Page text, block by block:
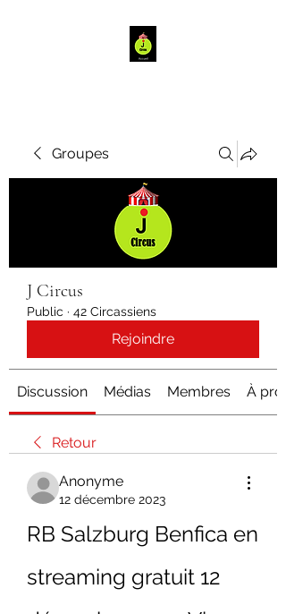
Groupes
J Circus
Public · 42 Circassiens
Rejoindre
Discussion Médias Membres À
Retour
Anonyme
12 décembre 2023
RB Salzburg Benfica en
streaming gratuit 12